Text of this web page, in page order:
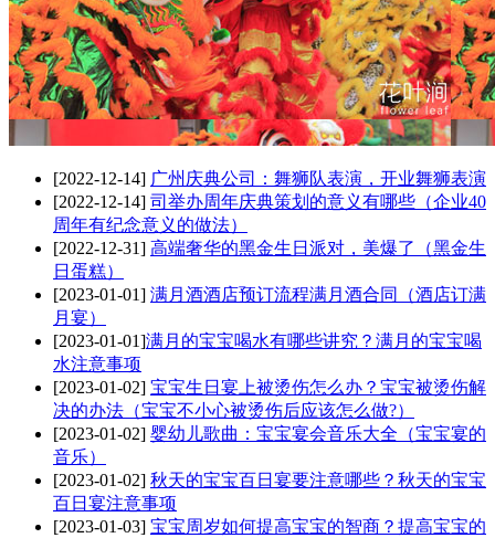
[2022-12-14] 广州庆典公司：舞狮队表演，开业舞狮表演
[2022-12-14] 司举办周年庆典策划的意义有哪些（企业40
周年有纪念意义的做法）
[2022-12-31] 高端奢华的黑金生日派对，美爆了（黑金生
日蛋糕）
[2023-01-01] 满月酒酒店预订流程满月酒合同（酒店订满
月宴）
[2023-01-01]​满月的宝宝喝水有哪些讲究？满月的宝宝喝
水注意事项
[2023-01-02] 宝宝生日宴上被烫伤怎么办？宝宝被烫伤解
决的办法（宝宝不小心被烫伤后应该怎么做?）
[2023-01-02] 婴幼儿歌曲：宝宝宴会音乐大全（宝宝宴的
音乐）
[2023-01-02] 秋天的宝宝百日宴要注意哪些？秋天的宝宝
百日宴注意事项
[2023-01-03] 宝宝周岁如何提高宝宝的智商？提高宝宝的